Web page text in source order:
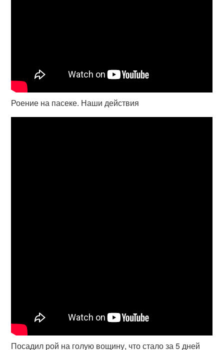
Роение на пасеке. Наши действия
Посадил рой на голую вощину, что стало за 5 дней